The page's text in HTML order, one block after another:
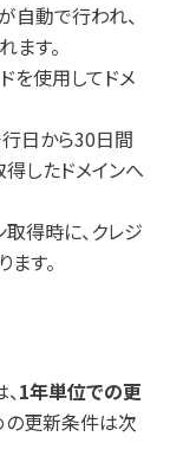
自動で行われ、
ます。
を使用してドメ
日から30日間
したドメインへ
得時に、クレジ
す。
1年単位での更
の更新条件は次